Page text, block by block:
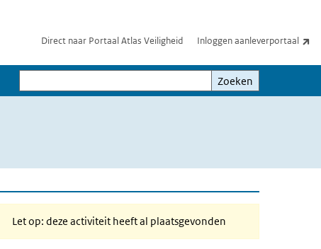
Direct naar Portaal Atlas Veiligheid Inloggen aanleverportaal
Zoeken
Zoeken
Let op: deze activiteit heeft al plaatsgevonden